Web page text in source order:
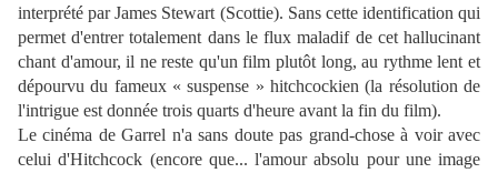
interprété par James Stewart (Scottie). Sans cette identification qui
permet d'entrer totalement dans le flux maladif de cet hallucinant
chant d'amour, il ne reste qu'un film plutôt long, au rythme lent et
dépourvu du fameux « suspense » hitchcockien (la résolution de
l'intrigue est donnée trois quarts d'heure avant la fin du film).
Le cinéma de Garrel n'a sans doute pas grand-chose à voir avec
celui d'Hitchcock (encore que... l'amour absolu pour une image